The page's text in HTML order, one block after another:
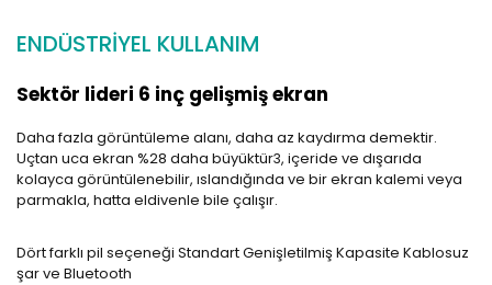
ENDÜSTRİYEL KULLANIM
Sektör lideri 6 inç gelişmiş ekran
Daha fazla görüntüleme alanı, daha az kaydırma demektir.
Uçtan uca ekran %28 daha büyüktür3, içeride ve dışarıda
kolayca görüntülenebilir, ıslandığında ve bir ekran kalemi veya
parmakla, hatta eldivenle bile çalışır.
Dört farklı pil seçeneği Standart Genişletilmiş Kapasite Kablosuz
şar ve Bluetooth